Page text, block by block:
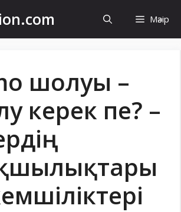
Мәзір
шолуы –
керек пе? –